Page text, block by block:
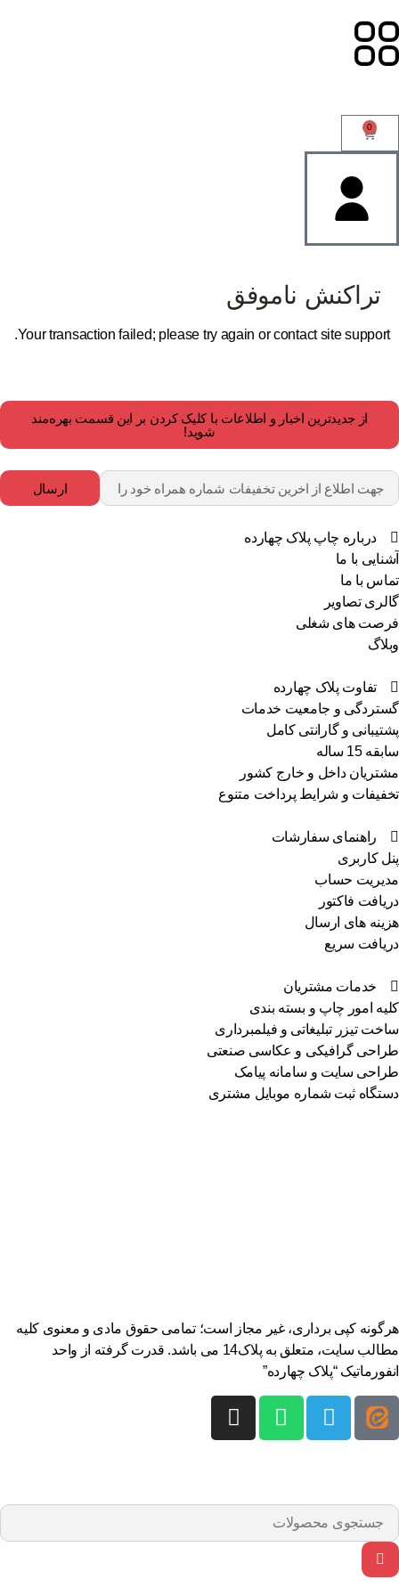
0
تراکنش ناموفق
Your transaction failed; please try again or contact site support.
از جدیدترین اخبار و اطلاعات با کلیک کردن بر این قسمت بهره‌مند
شوید!
ارسال
درباره چاپ پلاک چهارده
آشنایی با ما
تماس با ما
گالری تصاویر
فرصت های شغلی
وبلاگ
تفاوت پلاک چهارده
گستردگی و جامعیت خدمات
پشتیبانی و گارانتی کامل
سابقه 15 ساله
مشتریان داخل و خارج کشور
تخفیفات و شرایط پرداخت متنوع
راهنمای سفارشات
پنل کاربری
مدیریت حساب
دریافت فاکتور
هزینه های ارسال
دریافت سریع
خدمات مشتریان
کلیه امور چاپ و بسته بندی
ساخت تیزر تبلیغاتی و فیلمبرداری
طراحی گرافیکی و عکاسی صنعتی
طراحی سایت و سامانه پیامک
دستگاه ثبت شماره موبایل مشتری
هرگونه کپی برداری، غیر مجاز است؛ تمامی حقوق مادی و معنوی کلیه
مطالب سایت، متعلق به پلاک14 می باشد. قدرت گرفته از واحد
انفورماتیک “پلاک چهارده”